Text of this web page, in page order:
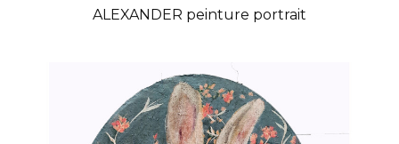
ALEXANDER peinture portrait